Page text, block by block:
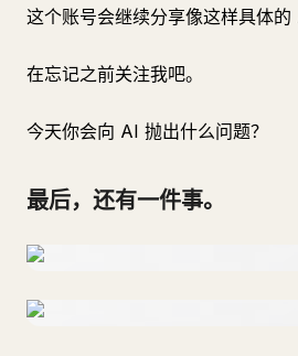
这个账号会继续分享像这样具体的
在忘记之前关注我吧。
今天你会向 AI 抛出什么问题？
最后，还有一件事。